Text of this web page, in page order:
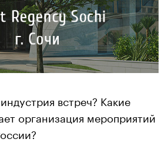
встреч? Какие
организация мероприятий